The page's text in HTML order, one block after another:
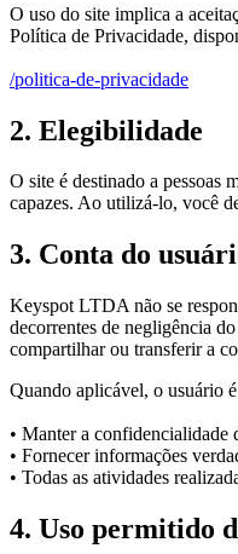
O uso do site implica a
Política de Privacidade,
/politica-de-privacidade
2. Elegibilidade
O site é destinado a pessoas
capazes. Ao utilizá-lo, você
3. Conta do
Keyspot LTDA não se
decorrentes de negligência
compartilhar ou transferir a
Quando aplicável, o usuário
• Manter a confidencialidade
• Fornecer informações
• Todas as atividades
4. Uso permitido